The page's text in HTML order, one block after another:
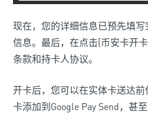
现在，您的详细信息已预先填
信息。最后，在点击[币安卡开
条款和持卡人协议。
开卡后，您可以在实体卡送达
卡添加到Google Pay Send，甚